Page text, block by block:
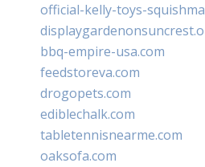
official-kelly-toys-
bbq-empire-usa.com
feedstoreva.com
drogopets.com
ediblechalk.com
tabletennisnearme.com
oaksofa.com